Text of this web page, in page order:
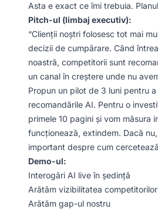
Asta e exact ce îmi trebuia.
Pitch-ul (limbaj executiv):
“Clienții noștri folosesc tot mai
decizii de cumpărare. Când
noastră, competitorii sunt
un canal în creștere unde nu
Propun un pilot de 3 luni pentru
recomandările AI. Pentru o
primele 10 pagini și vom măsura
funcționează, extindem. Dacă
important despre cum
Demo-ul:
Interogări AI live în ședință
Arătăm vizibilitatea competitorilor
Arătăm gap-ul nostru